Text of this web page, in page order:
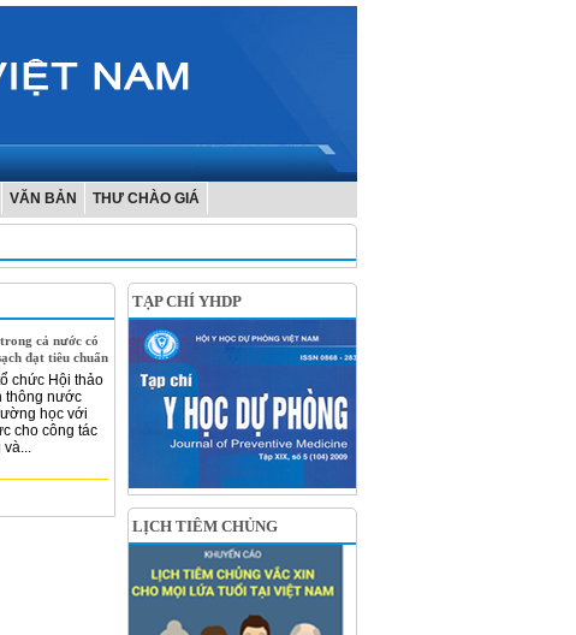
VĂN BẢN THƯ CHÀO GIÁ
cả nước có
đạt tiêu chuẩn
chức Hội thảo
thông nước
học với
cho công tác
và...
TẠP CHÍ YHDP
LỊCH TIÊM CHỦNG